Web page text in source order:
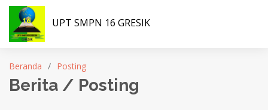
UPT SMPN 16 GRESIK
Beranda Posting
Berita / Posting